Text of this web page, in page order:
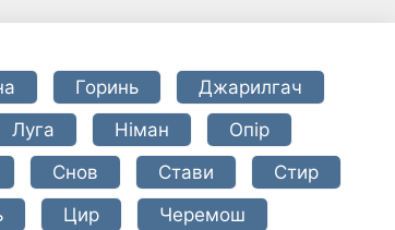
Горинь
Джарилгач
Луга Німан
Опір
Снов Стави
Стир
Цир Черемош